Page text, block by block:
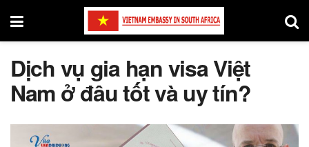
Dịch vụ gia hạn visa Việt
Nam ở đâu tốt và uy tín?